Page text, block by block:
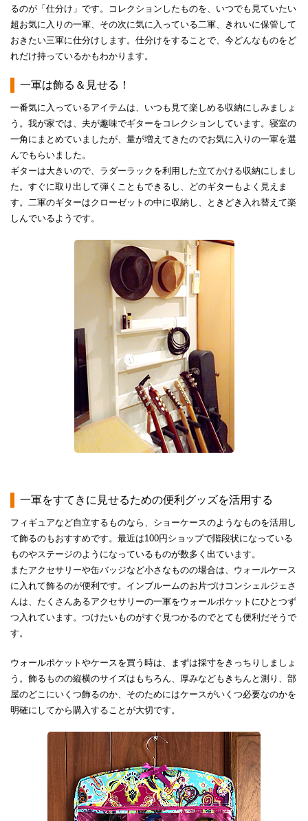
るのが「仕分け」です。コレクションしたものを、いつでも見ていたい
超お気に入りの一軍、その次に気に入っている二軍、きれいに保管して
おきたい三軍に仕分けします。仕分けをすることで、今どんなものをど
れだけ持っているかもわかります。
一軍は飾る＆見せる！
一番気に入っているアイテムは、いつも見て楽しめる収納にしみましょ
う。我が家では、夫が趣味でギターをコレクションしています。寝室の
一角にまとめていましたが、量が増えてきたのでお気に入りの一軍を選
んでもらいました。
ギターは大きいので、ラダーラックを利用した立てかける収納にしまし
た。すぐに取り出して弾くこともできるし、どのギターもよく見えま
す。二軍のギターはクローゼットの中に収納し、ときどき入れ替えて楽
しんでいるようです。
一軍をすてきに見せるための便利グッズを活用する
フィギュアなど自立するものなら、ショーケースのようなものを活用し
て飾るのもおすすめです。最近は100円ショップで階段状になっている
ものやステージのようになっているものが数多く出ています。
またアクセサリーや缶バッジなど小さなものの場合は、ウォールケース
に入れて飾るのが便利です。インブルームのお片づけコンシェルジェさ
んは、たくさんあるアクセサリーの一軍をウォールポケットにひとつず
つ入れています。つけたいものがすぐ見つかるのでとても便利だそうで
す。
ウォールポケットやケースを買う時は、まずは採寸をきっちりしましょ
う。飾るものの縦横のサイズはもちろん、厚みなどもきちんと測り、部
屋のどこにいくつ飾るのか、そのためにはケースがいくつ必要なのかを
明確にしてから購入することが大切です。